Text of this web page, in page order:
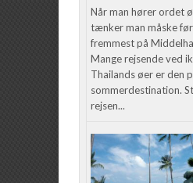
Når man hører ordet
tænker man måske
fremmest på
Mange rejsende ved
Thailands øer er den
sommerdestination.
rejsen...